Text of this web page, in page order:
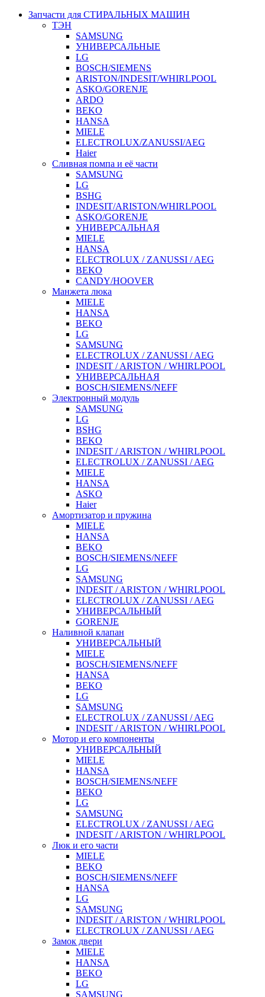
Запчасти для СТИРАЛЬНЫХ МАШИН
ТЭН
SAMSUNG
УНИВЕРСАЛЬНЫЕ
LG
BOSCH/SIEMENS
ARISTON/INDESIT/WHIRLPOOL
ASKO/GORENJE
ARDO
BEKO
HANSA
MIELE
ELECTROLUX/ZANUSSI/AEG
Haier
Сливная помпа и её части
SAMSUNG
LG
BSHG
INDESIT/ARISTON/WHIRLPOOL
ASKO/GORENJE
УНИВЕРСАЛЬНАЯ
MIELE
HANSA
ELECTROLUX / ZANUSSI / AEG
BEKO
CANDY/HOOVER
Манжета люка
MIELE
HANSA
BEKO
LG
SAMSUNG
ELECTROLUX / ZANUSSI / AEG
INDESIT / ARISTON / WHIRLPOOL
УНИВЕРСАЛЬНАЯ
BOSCH/SIEMENS/NEFF
Электронный модуль
SAMSUNG
LG
BSHG
BEKO
INDESIT / ARISTON / WHIRLPOOL
ELECTROLUX / ZANUSSI / AEG
MIELE
HANSA
ASKO
Haier
Амортизатор и пружина
MIELE
HANSA
BEKO
BOSCH/SIEMENS/NEFF
LG
SAMSUNG
INDESIT / ARISTON / WHIRLPOOL
ELECTROLUX / ZANUSSI / AEG
УНИВЕРСАЛЬНЫЙ
GORENJE
Наливной клапан
УНИВЕРСАЛЬНЫЙ
MIELE
BOSCH/SIEMENS/NEFF
HANSA
BEKO
LG
SAMSUNG
ELECTROLUX / ZANUSSI / AEG
INDESIT / ARISTON / WHIRLPOOL
Мотор и его компоненты
УНИВЕРСАЛЬНЫЙ
MIELE
HANSA
BOSCH/SIEMENS/NEFF
BEKO
LG
SAMSUNG
ELECTROLUX / ZANUSSI / AEG
INDESIT / ARISTON / WHIRLPOOL
Люк и его части
MIELE
BEKO
BOSCH/SIEMENS/NEFF
HANSA
LG
SAMSUNG
INDESIT / ARISTON / WHIRLPOOL
ELECTROLUX / ZANUSSI / AEG
Замок двери
MIELE
HANSA
BEKO
LG
SAMSUNG